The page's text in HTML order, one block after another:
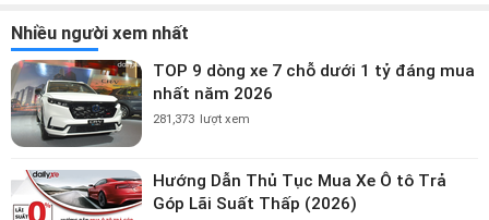
Nhiều người xem nhất
TOP 9 dòng xe 7 chỗ dưới 1 tỷ đáng mua
nhất năm 2026
281,373 lượt xem
Hướng Dẫn Thủ Tục Mua Xe Ô tô Trả
Góp Lãi Suất Thấp (2026)